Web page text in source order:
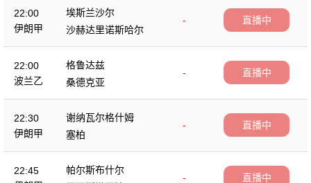
22:00
伊朗甲
埃斯兰沙尔
-
沙赫达里诺斯哈尔
直播中
22:00
波兰乙
格鲁达兹
-
桑德克亚
直播中
22:30
伊朗甲
谢纳瓦尔格什姆
-
塞柏
直播中
22:45
帕尔斯布什尔
-
直播中